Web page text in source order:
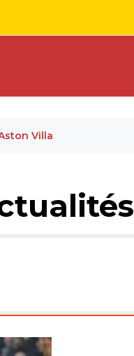
Villa